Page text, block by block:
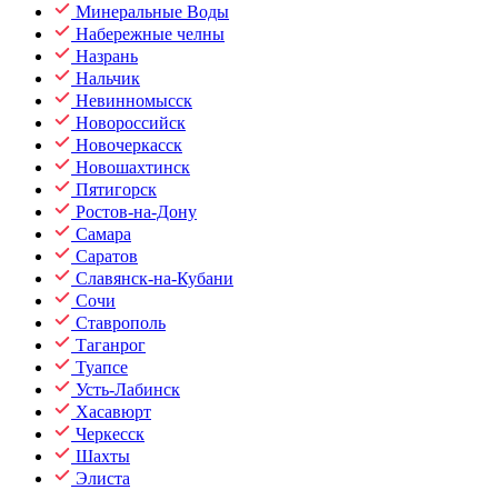
Минеральные Воды
Набережные челны
Назрань
Нальчик
Невинномысск
Новороссийск
Новочеркасск
Новошахтинск
Пятигорск
Ростов-на-Дону
Самара
Саратов
Славянск-на-Кубани
Сочи
Ставрополь
Таганрог
Туапсе
Усть-Лабинск
Хасавюрт
Черкесск
Шахты
Элиста